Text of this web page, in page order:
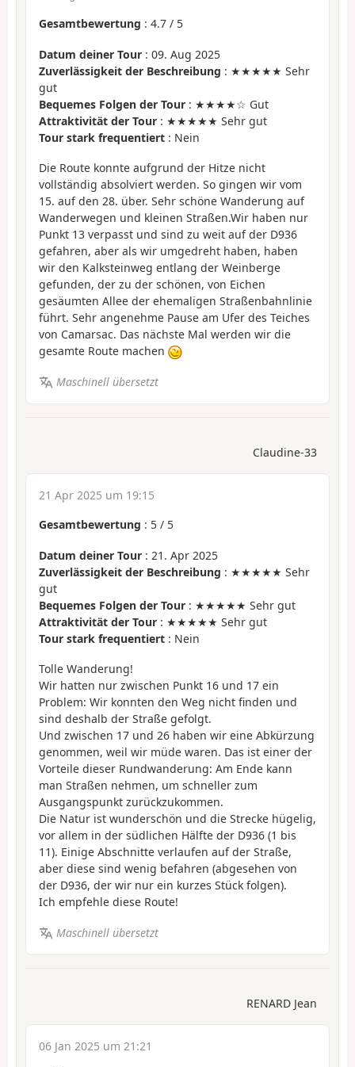
Gesamtbewertung : 4.7 / 5
Datum deiner Tour : 09. Aug 2025
Zuverlässigkeit der Beschreibung : ★★★★★ Sehr
gut
Bequemes Folgen der Tour : ★★★★☆ Gut
Attraktivität der Tour : ★★★★★ Sehr gut
Tour stark frequentiert : Nein
Die Route konnte aufgrund der Hitze nicht
vollständig absolviert werden. So gingen wir vom
15. auf den 28. über. Sehr schöne Wanderung auf
Wanderwegen und kleinen Straßen.Wir haben nur
Punkt 13 verpasst und sind zu weit auf der D936
gefahren, aber als wir umgedreht haben, haben
wir den Kalksteinweg entlang der Weinberge
gefunden, der zu der schönen, von Eichen
gesäumten Allee der ehemaligen Straßenbahnlinie
führt. Sehr angenehme Pause am Ufer des Teiches
von Camarsac. Das nächste Mal werden wir die
gesamte Route machen
Maschinell übersetzt
Claudine-33
21 Apr 2025 um 19:15
Gesamtbewertung : 5 / 5
Datum deiner Tour : 21. Apr 2025
Zuverlässigkeit der Beschreibung : ★★★★★ Sehr
gut
Bequemes Folgen der Tour : ★★★★★ Sehr gut
Attraktivität der Tour : ★★★★★ Sehr gut
Tour stark frequentiert : Nein
Tolle Wanderung!
Wir hatten nur zwischen Punkt 16 und 17 ein
Problem: Wir konnten den Weg nicht finden und
sind deshalb der Straße gefolgt.
Und zwischen 17 und 26 haben wir eine Abkürzung
genommen, weil wir müde waren. Das ist einer der
Vorteile dieser Rundwanderung: Am Ende kann
man Straßen nehmen, um schneller zum
Ausgangspunkt zurückzukommen.
Die Natur ist wunderschön und die Strecke hügelig,
vor allem in der südlichen Hälfte der D936 (1 bis
11). Einige Abschnitte verlaufen auf der Straße,
aber diese sind wenig befahren (abgesehen von
der D936, der wir nur ein kurzes Stück folgen).
Ich empfehle diese Route!
Maschinell übersetzt
RENARD Jean
06 Jan 2025 um 21:21